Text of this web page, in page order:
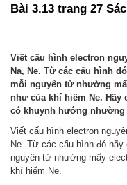
Bài 3.13 trang 27
Viết cấu hình electron
Na, Ne. Từ các cấu hình
mỗi nguyên tử nhường
như của khí hiếm Ne.
có khuynh hướng
Viết cấu hình electron
Ne. Từ các cấu hình đó
nguyên tử nhường mấy
khí hiếm Ne.